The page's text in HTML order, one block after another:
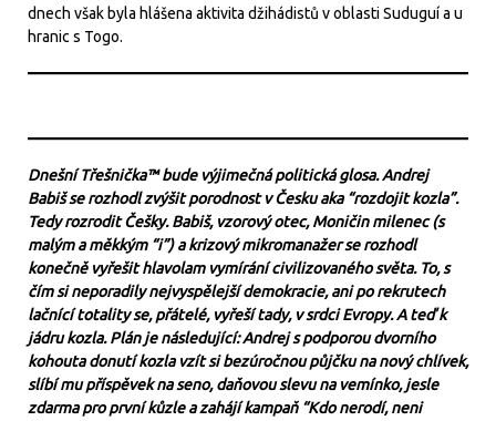
dnech však byla hlášena aktivita džihádistů v oblasti Suduguí a u
hranic s Togo.
Dnešní Třešnička™ bude výjimečná politická glosa. Andrej
Babiš se rozhodl zvýšit porodnost v Česku aka “rozdojit kozla”.
Tedy rozrodit Češky. Babiš, vzorový otec, Moničin milenec (s
malým a měkkým “i”) a krizový mikromanažer se rozhodl
konečně vyřešit hlavolam vymírání civilizovaného světa. To, s
čím si neporadily nejvyspělejší demokracie, ani po rekrutech
lačnící totality se, přátelé, vyřeší tady, v srdci Evropy. A teď k
jádru kozla. Plán je následující: Andrej s podporou dvorního
kohouta donutí kozla vzít si bezúročnou půjčku na nový chlívek,
slíbí mu příspěvek na seno, daňovou slevu na vemínko, jesle
zdarma pro první kůzle a zahájí kampaň “Kdo nerodí, neni